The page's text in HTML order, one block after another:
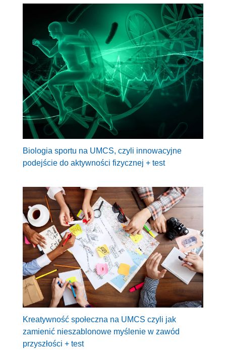
Biologia sportu na UMCS, czyli innowacyjne
podejście do aktywności fizycznej + test
Kreatywność społeczna na UMCS czyli jak
zamienić nieszablonowe myślenie w zawód
przyszłości + test